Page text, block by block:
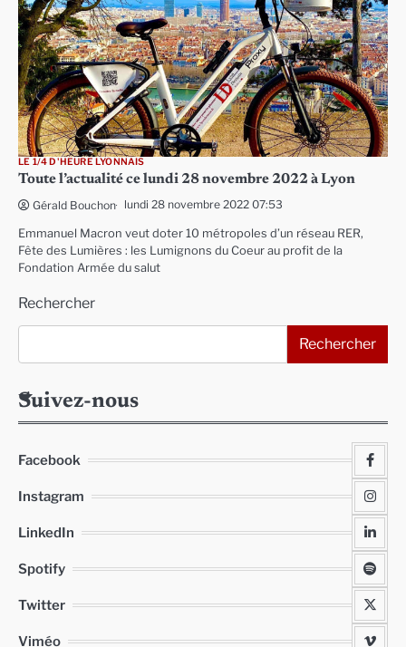
LE 1/4 D'HEURE LYONNAIS
Toute l’actualité ce lundi 28 novembre 2022 à Lyon
Gérald Bouchon lundi 28 novembre 2022 07:53
Emmanuel Macron veut doter 10 métropoles d’un réseau RER,
Fête des Lumières : les Lumignons du Coeur au profit de la
Fondation Armée du salut
Rechercher
Rechercher
Suivez-nous
Facebook
Instagram
LinkedIn
Spotify
Twitter
Viméo